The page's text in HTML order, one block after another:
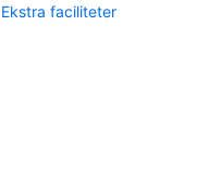
Ekstra faciliteter